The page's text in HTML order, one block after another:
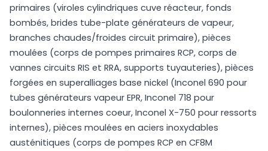
primaires (viroles cylindriques cuve réacteur, fonds
bombés, brides tube-plate générateurs de vapeur,
branches chaudes/froides circuit primaire), pièces
moulées (corps de pompes primaires RCP, corps de
vannes circuits RIS et RRA, supports tuyauteries), pièces
forgées en superalliages base nickel (Inconel 690 pour
tubes générateurs vapeur EPR, Inconel 718 pour
boulonneries internes coeur, Inconel X-750 pour ressorts
internes), pièces moulées en aciers inoxydables
austénitiques (corps de pompes RCP en CF8M